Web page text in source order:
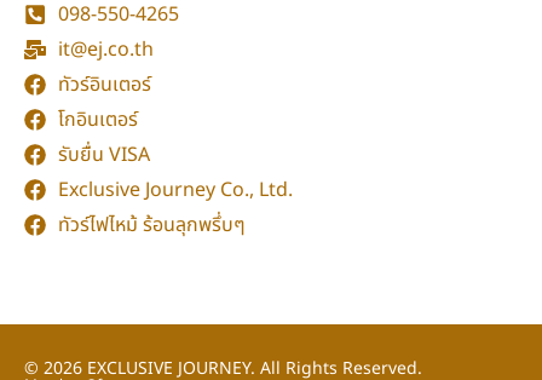
098-550-4265
it@ej.co.th
ทัวร์อินเตอร์
โกอินเตอร์
รับยื่น VISA
Exclusive Journey Co., Ltd.
ทัวร์ไฟไหม้ ร้อนลุกพรึ่บๆ
© 2026 EXCLUSIVE JOURNEY. All Rights Reserved.